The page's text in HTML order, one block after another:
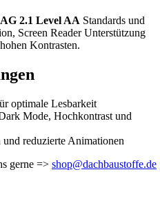
2.1 Level AA Standards und
Screen Reader Unterstützung
Kontrasten.
optimale Lesbarkeit
Mode, Hochkontrast und
und reduzierte Animationen
gerne => shop@dachbaustoffe.de
Formular